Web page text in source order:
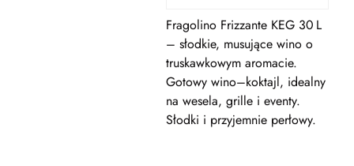
Fragolino Frizzante KEG 30 L
– słodkie, musujące wino o
truskawkowym aromacie.
Gotowy wino–koktajl, idealny
na wesela, grille i eventy.
Słodki i przyjemnie perłowy.